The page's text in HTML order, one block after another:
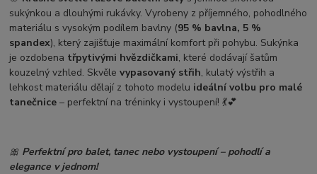
sukýnkou a dlouhými rukávky. Vyrobeny z příjemného, pohodlného
materiálu s vysokým podílem bavlny (95 % bavlna, 5 %
spandex), který zajišťuje maximální komfort při pohybu. Sukýnka
je ozdobena třpytivými hvězdičkami, které dodávají šatům
kouzelný vzhled. Skvělevypasovaný střih, kulatý výstřih a
lehkost materiálu dělají z tohoto modelu ideální volbu pro malé
tanečnice – perfektní na tréninky i vystoupení! 💃💕
🎀 Perfektní pro balet, tanec nebo vystoupení – pohodlí a
elegance v jednom!